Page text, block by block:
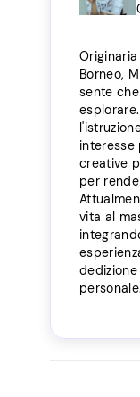
Borneo,
sente
interesse
creative
per
vita al
personale.